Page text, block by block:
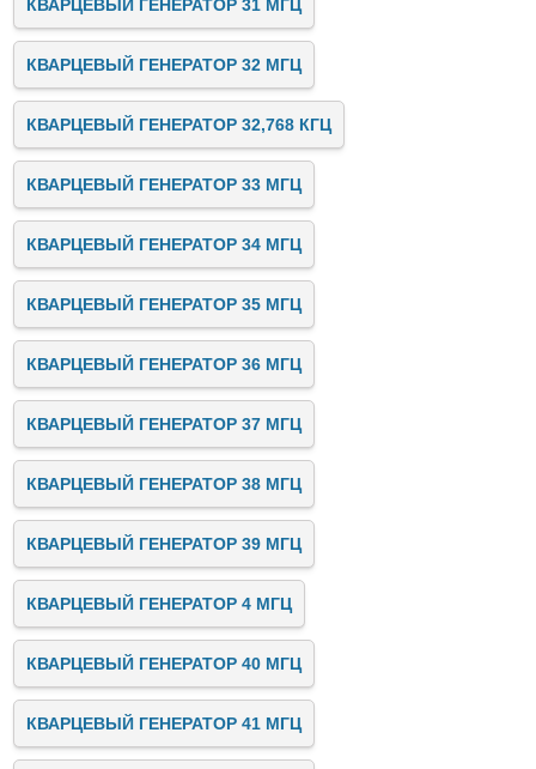
КВАРЦЕВЫЙ ГЕНЕРАТОР 31 МГЦ
КВАРЦЕВЫЙ ГЕНЕРАТОР 32 МГЦ
КВАРЦЕВЫЙ ГЕНЕРАТОР 32,768 КГЦ
КВАРЦЕВЫЙ ГЕНЕРАТОР 33 МГЦ
КВАРЦЕВЫЙ ГЕНЕРАТОР 34 МГЦ
КВАРЦЕВЫЙ ГЕНЕРАТОР 35 МГЦ
КВАРЦЕВЫЙ ГЕНЕРАТОР 36 МГЦ
КВАРЦЕВЫЙ ГЕНЕРАТОР 37 МГЦ
КВАРЦЕВЫЙ ГЕНЕРАТОР 38 МГЦ
КВАРЦЕВЫЙ ГЕНЕРАТОР 39 МГЦ
КВАРЦЕВЫЙ ГЕНЕРАТОР 4 МГЦ
КВАРЦЕВЫЙ ГЕНЕРАТОР 40 МГЦ
КВАРЦЕВЫЙ ГЕНЕРАТОР 41 МГЦ